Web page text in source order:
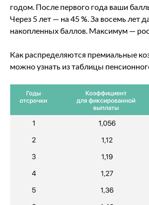
годом. После первого года ваши
Через 5 лет — на 45 %. За восемь лет
накопленных баллов. Максимум —
Как распределяются премиальные
можно узнать из таблицы